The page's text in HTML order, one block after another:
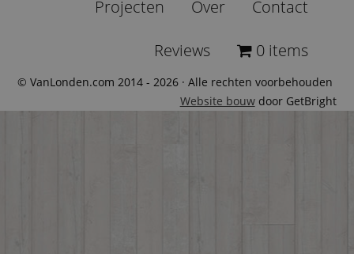
Projecten Over Contact
Reviews 0 items
© VanLonden.com 2014 - 2026 · Alle rechten voorbehouden
Website bouwdoor GetBright